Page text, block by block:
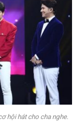
hội hát cho cha nghe.